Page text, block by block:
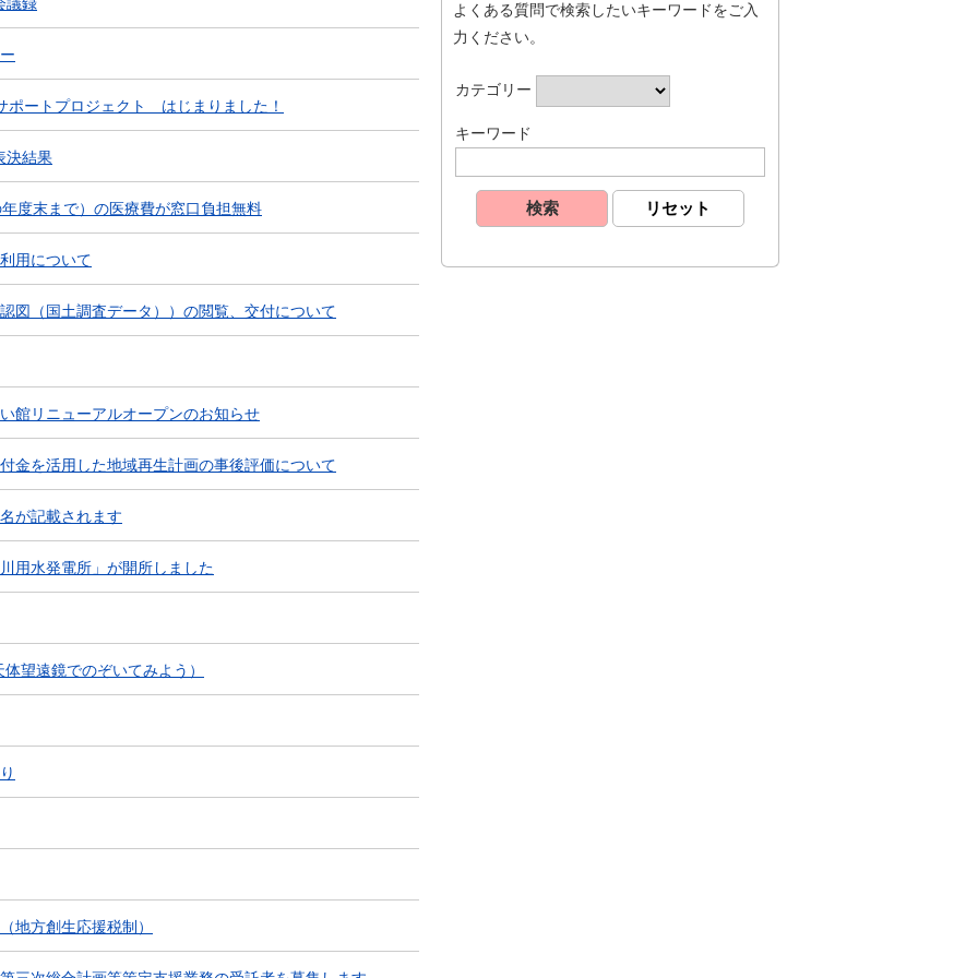
ポートプロジェクト はじまりました！
決結果
度末まで）の医療費が窓口負担無料
用について
図（国土調査データ））の閲覧、交付について
館リニューアルオープンのお知らせ
金を活用した地域再生計画の事後評価について
が記載されます
用水発電所」が開所しました
望遠鏡でのぞいてみよう）
地方創生応援税制）
よくある質問で検索したいキーワードをご入
力ください。
カテゴリー
キーワード